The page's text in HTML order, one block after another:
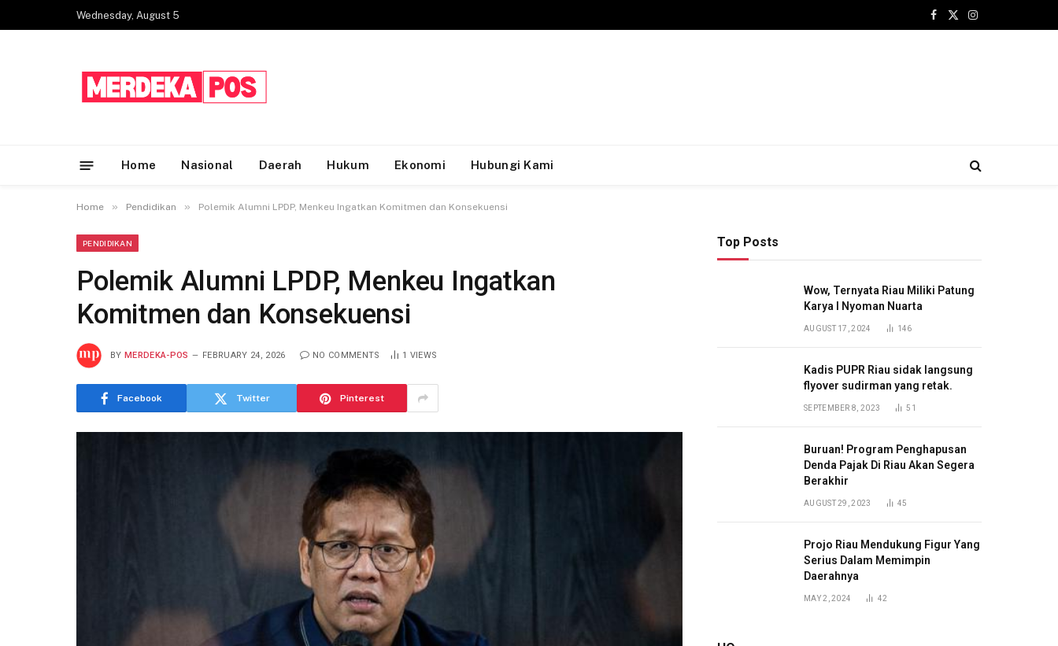
Wednesday, August 5
Facebook
X
Instagram
Home Nasional Daerah Hukum Ekonomi Hubungi Kami
Home » Pendidikan » Polemik Alumni LPDP, Menkeu Ingatkan Komitmen dan Konsekuensi
PENDIDIKAN
Polemik Alumni LPDP, Menkeu Ingatkan
Komitmen dan Konsekuensi
BY MERDEKA-POS FEBRUARY 24, 2026 NO COMMENTS 1 VIEWS
Facebook Twitter Pinterest
Top Posts
Wow, Ternyata Riau Miliki Patung
Karya I Nyoman Nuarta
AUGUST 17, 2024 146
Kadis PUPR Riau sidak langsung
flyover sudirman yang retak.
SEPTEMBER 8, 2023 51
Buruan! Program Penghapusan
Denda Pajak Di Riau Akan Segera
Berakhir
AUGUST 29, 2023 45
Projo Riau Mendukung Figur Yang
Serius Dalam Memimpin
Daerahnya
MAY 2, 2024 42